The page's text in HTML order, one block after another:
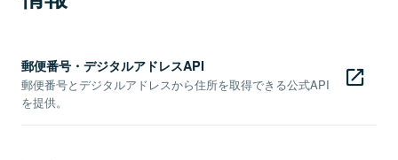
郵便番号・デジタルアドレスAPI
郵便番号とデジタルアドレスから住所を取得できる公式API
を提供。